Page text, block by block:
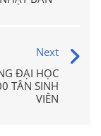
Next
ĐẠI HỌC
TÂN SINH
VIÊN